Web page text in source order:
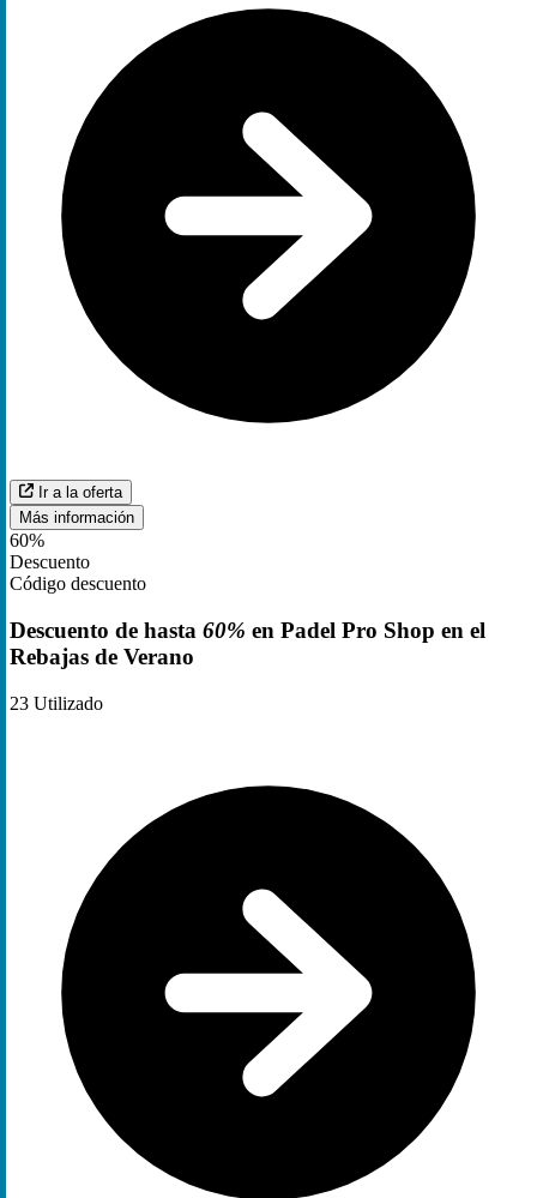
Ir a la oferta
Más información
60%
Descuento
Código descuento
Descuento de hasta 60% en Padel Pro Shop en el
Rebajas de Verano
23 Utilizado